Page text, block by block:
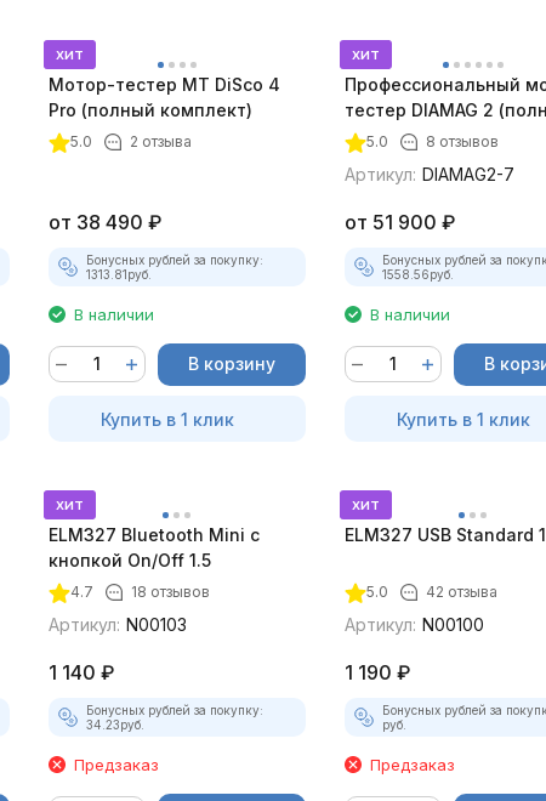
хит
Мотор-тестер MT DiSco 4
Pro (полный комплект)
5.0 2 отзыва
от 38 490 ₽
Бонусных рублей за покупку:
1313.81руб.
В наличии
В корзину
Купить в 1 клик
хит
Профессиональный
тестер DIAMAG 2
максимальный
5.0 8 отзывов
Артикул: DIAMAG2-7
от 51 900 ₽
Бонусных рублей за
1558.56руб.
В наличии
В
Купить в 1 клик
хит
ELM327 Bluetooth Mini с
кнопкой On/Off 1.5
4.7 18 отзывов
Артикул: N00103
1 140 ₽
Бонусных рублей за покупку:
34.23руб.
Предзаказ
хит
ELM327 USB Standard
5.0 42 отзыва
Артикул: N00100
1 190 ₽
Бонусных рублей за
руб.
Предзаказ